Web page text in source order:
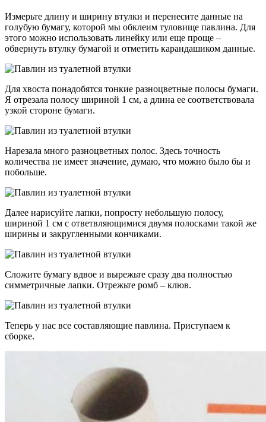
Измерьте длину и ширину втулки и перенесите данные на
голубую бумагу, которой мы обклеим туловище павлина. Для
этого можно использовать линейку или еще проще –
обвернуть втулку бумагой и отметить карандашиком данные.
Для хвоста понадобятся тонкие разноцветные полосы бумаги.
Я отрезала полосу шириной 1 см, а длина ее соответствовала
узкой стороне бумаги.
Нарезала много разноцветных полос. Здесь точность
количества не имеет значение, думаю, что можно было бы и
побольше.
Далее нарисуйте лапки, попросту небольшую полосу,
шириной 1 см с ответвляющимися двумя полосками такой же
ширины и закругленными кончиками.
Сложите бумагу вдвое и вырежьте сразу два полностью
симметричные лапки. Отрежьте ромб – клюв.
Теперь у нас все составляющие павлина. Приступаем к
сборке.